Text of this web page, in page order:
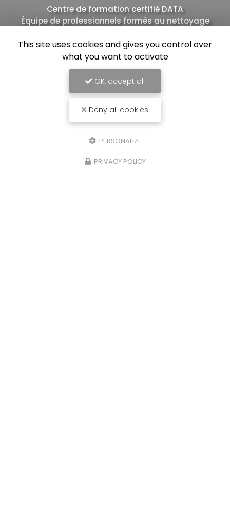
Centre de formation certifié DATA
Équipe de professionnels formés au nettoyage
This site uses cookies and gives you control over
what you want to activate
OK, accept all
Deny all cookies
PERSONALIZE
PRIVACY POLICY